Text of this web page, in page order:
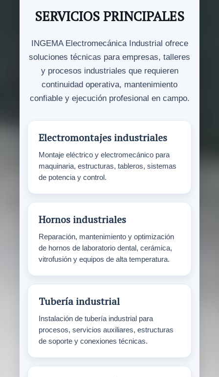
SERVICIOS PRINCIPALES
INGEMA Electromecánica Industrial ofrece
soluciones técnicas para empresas, talleres
y procesos industriales que requieren
continuidad operativa, mantenimiento
confiable y ejecución profesional en campo.
Electromontajes industriales
Montaje eléctrico y electromecánico para
maquinaria, estructuras, tableros, sistemas
de potencia y control.
Hornos industriales
Reparación, mantenimiento y optimización
de hornos de laboratorio dental, cerámica,
vitrofusión y equipos de alta temperatura.
Tubería industrial
Instalación de tubería industrial para
procesos, servicios auxiliares, estructuras
de soporte y conexiones técnicas.